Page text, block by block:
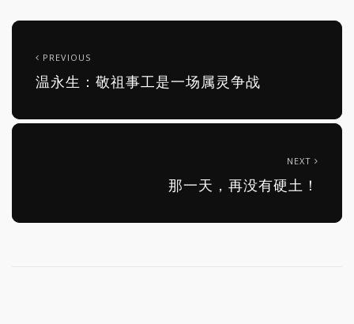
PREVIOUS
温永生：敬祖事工是一场属灵争战
NEXT
那一天，再没有硬土！